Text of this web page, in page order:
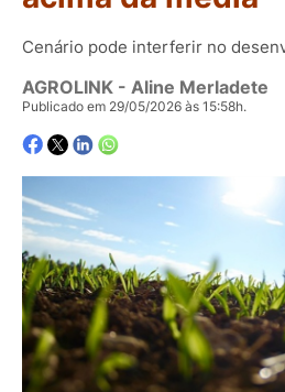
Cenário pode interferir no
AGROLINK - Aline Merladete
Publicado em 29/05/2026 às 15:58h.